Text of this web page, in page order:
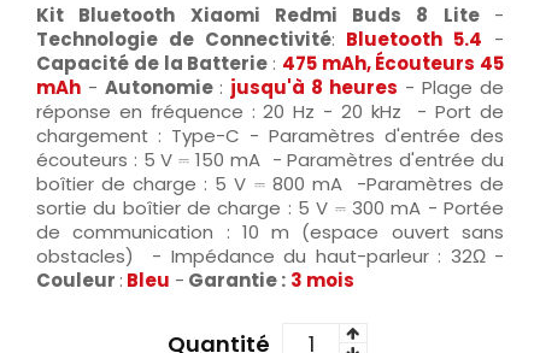
Kit Bluetooth Xiaomi Redmi Buds 8 Lite -
Technologie de Connectivité: Bluetooth 5.4 -
Capacité de la Batterie : 475 mAh, Écouteurs 45
mAh - Autonomie : jusqu'à 8 heures - Plage de
réponse en fréquence : 20 Hz - 20 kHz - Port de
chargement : Type-C - Paramètres d'entrée des
écouteurs : 5 V ⎓ 150 mA - Paramètres d'entrée du
boîtier de charge : 5 V ⎓ 800 mA -Paramètres de
sortie du boîtier de charge : 5 V ⎓ 300 mA - Portée
de communication : 10 m (espace ouvert sans
obstacles) - Impédance du haut-parleur : 32Ω -
Couleur : Bleu - Garantie : 3 mois
Quantité